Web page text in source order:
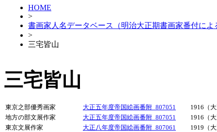
HOME
>
書画家人名データベース（明治大正期書画家番付によ
>
三宅皆山
三宅皆山
東京之部優秀画家 大正五年度帝国絵画番附_807051
1916（
地方の部文展作家
大正五年度帝国絵画番附_807051
1916（
東京文展作家
大正八年度帝国絵画番附_807061
1919（